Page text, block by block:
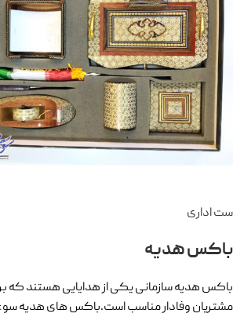
ست اداری
باکس هدیه
باکس هدیه سازمانی یکی از هدایایی هستند که
مشتریان وفادار مناسب است.باکس های هدیه